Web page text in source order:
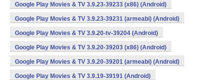
Google Play Movies & TV 3.9.23-39233 (x86) (Android)
Google Play Movies & TV 3.9.23-39231 (armeabi) (Android)
Google Play Movies & TV 3.9.20-tv-39204 (Android)
Google Play Movies & TV 3.9.20-39203 (x86) (Android)
Google Play Movies & TV 3.9.20-39201 (armeabi) (Android)
Google Play Movies & TV 3.9.19-39191 (Android)